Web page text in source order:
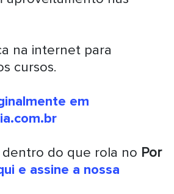
na internet para
cursos.
em
dentro do que rola no Por
e assine a nossa